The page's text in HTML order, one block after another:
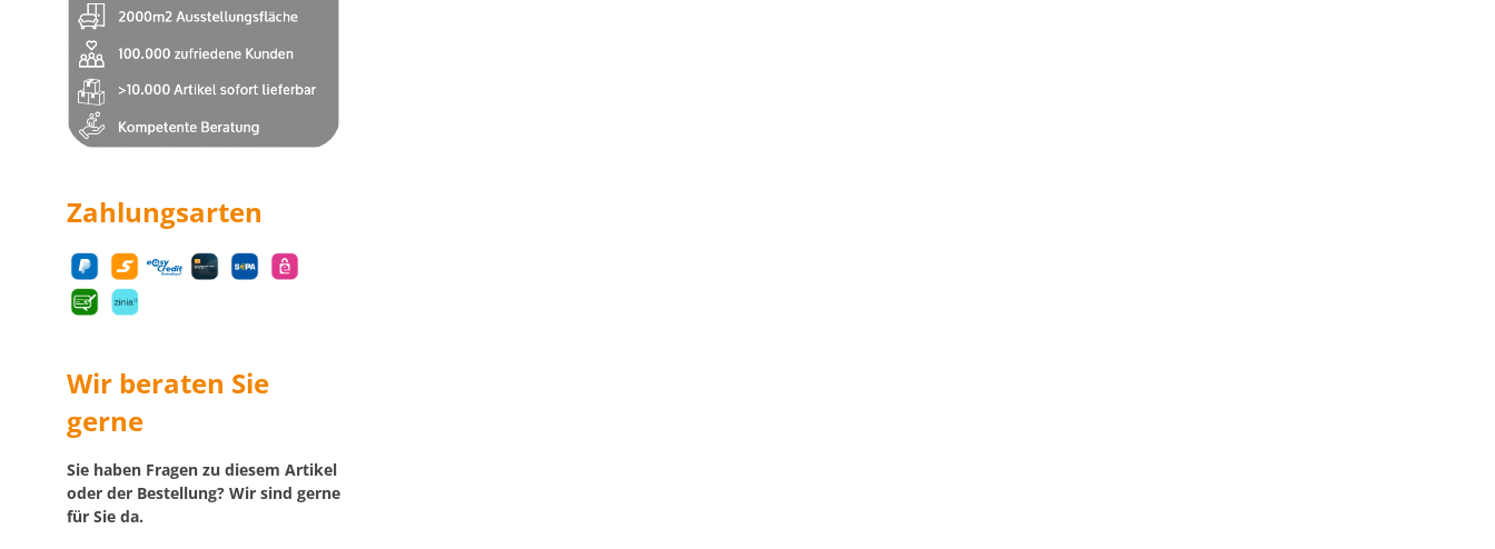
Zahlungsarten
Wir beraten Sie
gerne
Sie haben Fragen zu diesem Artikel
oder der Bestellung? Wir sind gerne
für Sie da.